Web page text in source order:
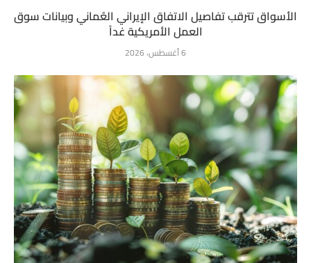
الأسواق تترقب تفاصيل الاتفاق الإيراني العُماني وبيانات سوق
العمل الأمريكية غداً
6 أغسطس، 2026